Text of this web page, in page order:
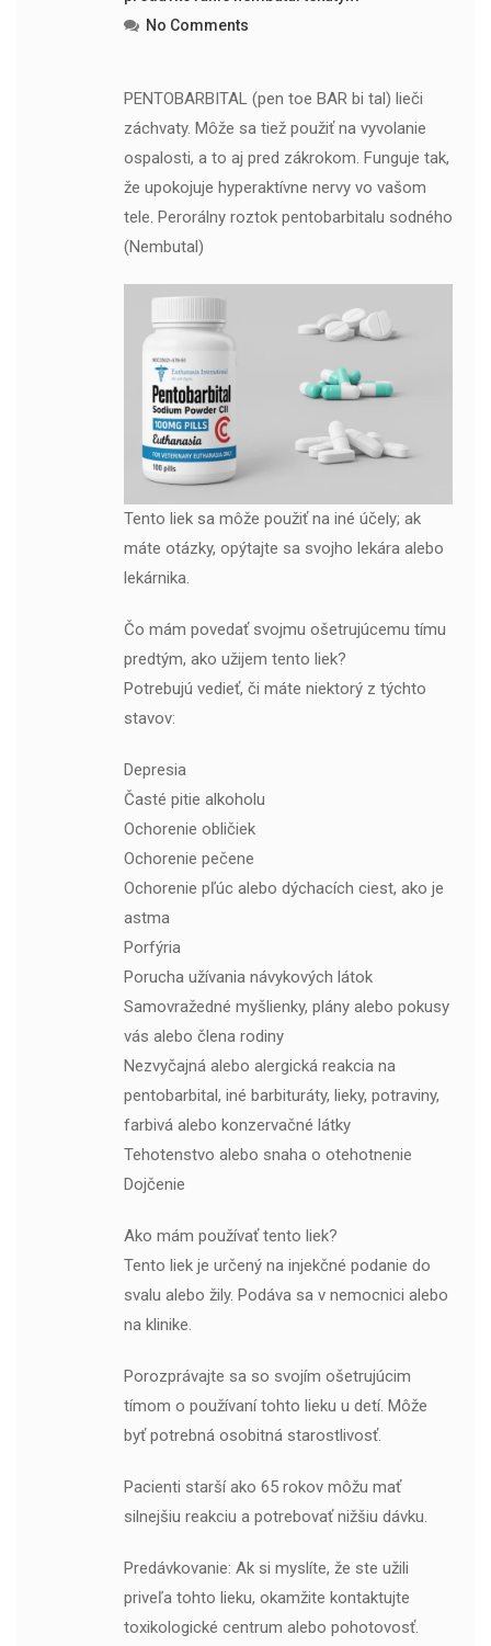
No Comments
PENTOBARBITAL (pen toe BAR bi tal) lieči
záchvaty. Môže sa tiež použiť na vyvolanie
ospalosti, a to aj pred zákrokom. Funguje tak,
že upokojuje hyperaktívne nervy vo vašom
tele. Perorálny roztok pentobarbitalu sodného
(Nembutal)
Tento liek sa môže použiť na iné účely; ak
máte otázky, opýtajte sa svojho lekára alebo
lekárnika.
Čo mám povedať svojmu ošetrujúcemu tímu
predtým, ako užijem tento liek?
Potrebujú vedieť, či máte niektorý z týchto
stavov:
Depresia
Časté pitie alkoholu
Ochorenie obličiek
Ochorenie pečene
Ochorenie pľúc alebo dýchacích ciest, ako je
astma
Porfýria
Porucha užívania návykových látok
Samovražedné myšlienky, plány alebo pokusy
vás alebo člena rodiny
Nezvyčajná alebo alergická reakcia na
pentobarbital, iné barbituráty, lieky, potraviny,
farbivá alebo konzervačné látky
Tehotenstvo alebo snaha o otehotnenie
Dojčenie
Ako mám používať tento liek?
Tento liek je určený na injekčné podanie do
svalu alebo žily. Podáva sa v nemocnici alebo
na klinike.
Porozprávajte sa so svojím ošetrujúcim
tímom o používaní tohto lieku u detí. Môže
byť potrebná osobitná starostlivosť.
Pacienti starší ako 65 rokov môžu mať
silnejšiu reakciu a potrebovať nižšiu dávku.
Predávkovanie: Ak si myslíte, že ste užili
priveľa tohto lieku, okamžite kontaktujte
toxikologické centrum alebo pohotovosť.